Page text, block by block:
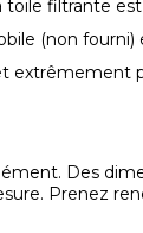
filtrante
(non fourni)
extrêmement
Des
Prenez